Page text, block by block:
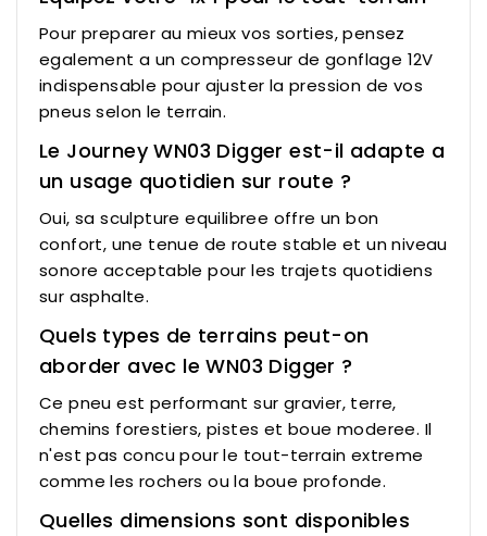
Pour preparer au mieux vos sorties, pensez
egalement a uncompresseur de gonflage 12V
indispensable pour ajuster la pression de vos
pneus selon le terrain.
Le Journey WN03 Digger est-il adapte a
un usage quotidien sur route ?
Oui, sa sculpture equilibree offre un bon
confort, une tenue de route stable et un niveau
sonore acceptable pour les trajets quotidiens
sur asphalte.
Quels types de terrains peut-on
aborder avec le WN03 Digger ?
Ce pneu est performant sur gravier, terre,
chemins forestiers, pistes et boue moderee. Il
n'est pas concu pour le tout-terrain extreme
comme les rochers ou la boue profonde.
Quelles dimensions sont disponibles